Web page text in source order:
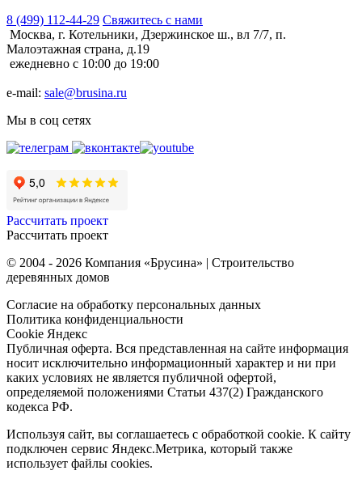
8 (499) 112-44-29 Свяжитесь с нами
Москва, г. Котельники, Дзержинское ш., вл 7/7, п.
Малоэтажная страна, д.19
ежедневно с 10:00 до 19:00
e-mail: sale@brusina.ru
Мы в соц сетях
Рассчитать проект
Рассчитать проект
© 2004 - 2026 Компания «Брусина» | Строительство
деревянных домов
Согласие на обработку персональных данных
Политика конфиденциальности
Cookie Яндекс
Публичная оферта. Вся представленная на сайте информация
носит исключительно информационный характер и ни при
каких условиях не является публичной офертой,
определяемой положениями Статьи 437(2) Гражданского
кодекса РФ.
Используя сайт, вы соглашаетесь с обработкой cookie. К сайту
подключен сервис Яндекс.Метрика, который также
использует файлы cookies.